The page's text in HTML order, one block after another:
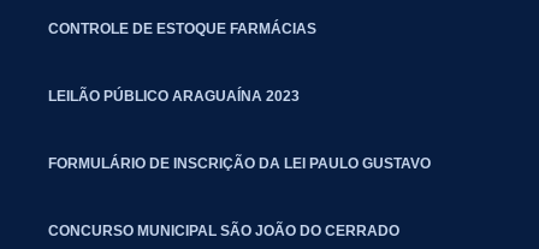
CONTROLE DE ESTOQUE FARMÁCIAS
LEILÃO PÚBLICO ARAGUAÍNA 2023
FORMULÁRIO DE INSCRIÇÃO DA LEI PAULO GUSTAVO
CONCURSO MUNICIPAL SÃO JOÃO DO CERRADO